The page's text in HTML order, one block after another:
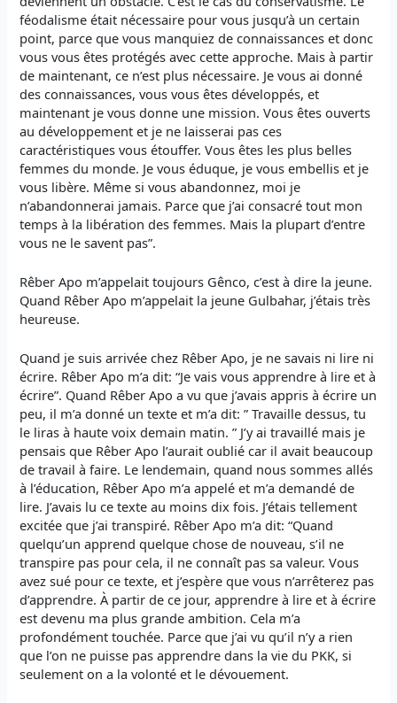
féodalisme était nécessaire pour vous jusqu’à un certain
point, parce que vous manquiez de connaissances et donc
vous vous êtes protégés avec cette approche. Mais à partir
de maintenant, ce n’est plus nécessaire. Je vous ai donné
des connaissances, vous vous êtes développés, et
maintenant je vous donne une mission. Vous êtes ouverts
au développement et je ne laisserai pas ces
caractéristiques vous étouffer. Vous êtes les plus belles
femmes du monde. Je vous éduque, je vous embellis et je
vous libère. Même si vous abandonnez, moi je
n’abandonnerai jamais. Parce que j’ai consacré tout mon
temps à la libération des femmes. Mais la plupart d’entre
vous ne le savent pas”.
Rêber Apo m’appelait toujours Gênco, c’est à dire la jeune.
Quand Rêber Apo m’appelait la jeune Gulbahar, j’étais très
heureuse.
Quand je suis arrivée chez Rêber Apo, je ne savais ni lire ni
écrire. Rêber Apo m’a dit: “Je vais vous apprendre à lire et à
écrire”. Quand Rêber Apo a vu que j’avais appris à écrire un
peu, il m’a donné un texte et m’a dit: ” Travaille dessus, tu
le liras à haute voix demain matin. ” J’y ai travaillé mais je
pensais que Rêber Apo l’aurait oublié car il avait beaucoup
de travail à faire. Le lendemain, quand nous sommes allés
à l’éducation, Rêber Apo m’a appelé et m’a demandé de
lire. J’avais lu ce texte au moins dix fois. J’étais tellement
excitée que j’ai transpiré. Rêber Apo m’a dit: “Quand
quelqu’un apprend quelque chose de nouveau, s’il ne
transpire pas pour cela, il ne connaît pas sa valeur. Vous
avez sué pour ce texte, et j’espère que vous n’arrêterez pas
d’apprendre. À partir de ce jour, apprendre à lire et à écrire
est devenu ma plus grande ambition. Cela m’a
profondément touchée. Parce que j’ai vu qu’il n’y a rien
que l’on ne puisse pas apprendre dans la vie du PKK, si
seulement on a la volonté et le dévouement.